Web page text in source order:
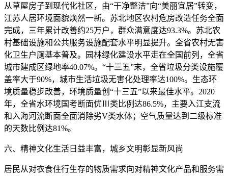
从草屋房子到现代化社区，由“干净整洁”向“美丽宜居”转变，
江苏人居环境面貌焕然一新。苏北地区农村危房改造任务全面
完成，三年累计改善约25万户，群众满意度达93.3%。苏北农
村基础设施和公共服务设施配套水平明显提升。全省农村无害
化卫生户厕基本普及。园林绿化建设水平走在全国前列，全省
城市建成区绿地率40.07%。“十三五”末，全省垃圾分类设施覆
盖率大于90%，城市生活垃圾无害化处理率达100%。生态环
境质量稳步改善，环境质量创“十三五”以来最佳水平。2020
年，全省水环境国考断面优Ⅲ类比例达86.5%，主要入江支流
和入海河流断面全面消除劣V类水体；空气质量达到二级标准
的天数比例达81%。
六、精神文化生活日益丰富，城乡文明彰显新风尚
居民从对衣食住行生存的物质需求向对精神文化产品和服务需